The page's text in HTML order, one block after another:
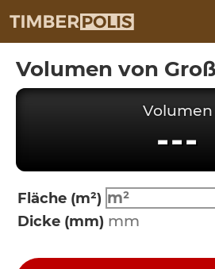
Volumen
---
Fläche (m²)
Dicke (mm)